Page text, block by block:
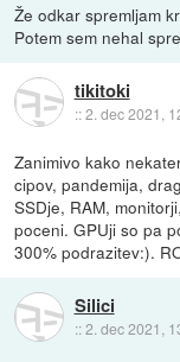
Že odkar spremljam
Potem sem nehal
tikitoki
::2. dec 2021,
Zanimivo kako
cipov, pandemija,
SSDje, RAM,
poceni. GPUji so pa
300% podrazitev:).
Silici
::2. dec 2021,